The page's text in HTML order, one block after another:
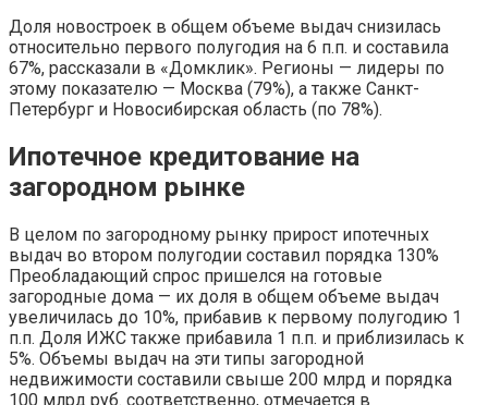
Доля новостроек в общем объеме выдач снизилась
относительно первого полугодия на 6 п.п. и составила
67%, рассказали в «Домклик». Регионы — лидеры по
этому показателю — Москва (79%), а также Санкт-
Петербург и Новосибирская область (по 78%).
Ипотечное кредитование на
загородном рынке
В целом по загородному рынку прирост ипотечных
выдач во втором полугодии составил порядка 130%
Преобладающий спрос пришелся на готовые
загородные дома — их доля в общем объеме выдач
увеличилась до 10%, прибавив к первому полугодию 1
п.п. Доля ИЖС также прибавила 1 п.п. и приблизилась к
5%. Объемы выдач на эти типы загородной
недвижимости составили свыше 200 млрд и порядка
100 млрд руб. соответственно, отмечается в